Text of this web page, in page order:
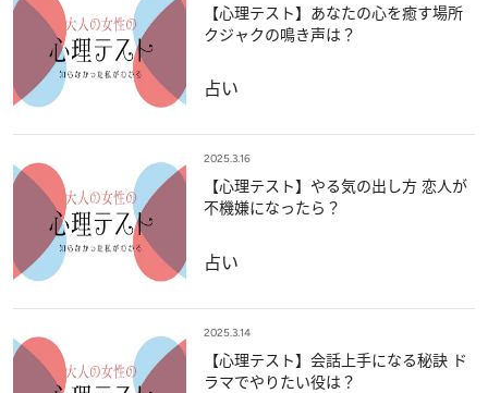
【心理テスト】あなたの心を癒す場所
クジャクの鳴き声は？
占い
2025.3.16
【心理テスト】やる気の出し方 恋人が
不機嫌になったら？
占い
2025.3.14
【心理テスト】会話上手になる秘訣 ド
ラマでやりたい役は？